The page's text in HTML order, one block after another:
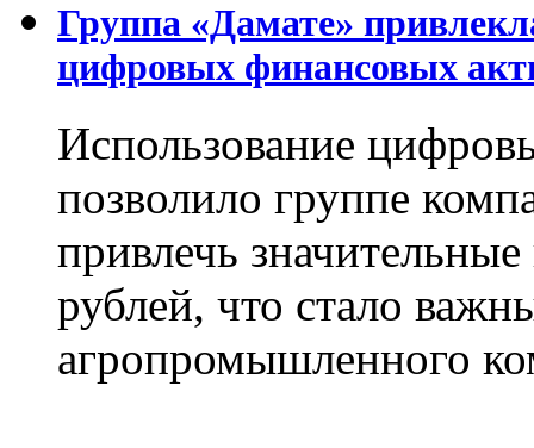
Группа «Дамате»
цифровых финансовых
Использование
позволило группе
привлечь
рублей, что стало
агропромышленного